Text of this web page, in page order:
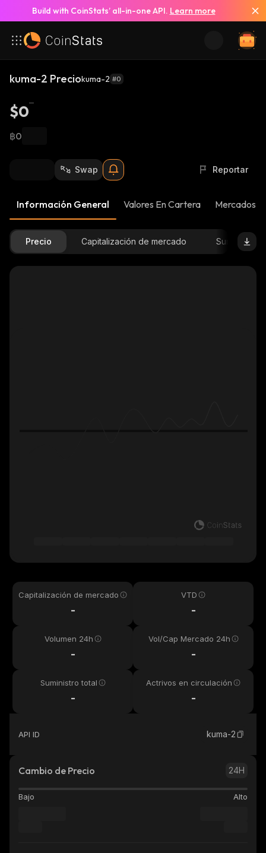
Build with CoinStats’ all-in-one API. Learn more
kuma-2 Preciokuma-2 #0
$0
฿0
Swap Reportar
Información General Valores En Cartera Mercados
Precio Capitalización de mercado Suministro
Capitalización de mercado
-
VTD
-
Volumen 24h
-
Vol/Cap Mercado 24h
-
Suministro total
-
Actrivos en circulación
-
API ID kuma-2
Cambio de Precio 24H
Bajo Alto